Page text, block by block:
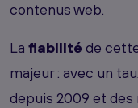
contenus web.
La fiabilité de
majeur : avec un
depuis 2009 et des